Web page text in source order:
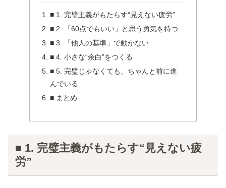
■ 1. 完璧主義がもたらす“見えない疲労”
■ 2. 「60点でもいい」と思う勇気を持つ
■ 3. 「他人の基準」で動かない
■ 4. 小さな“余白”をつくる
■ 5. 完璧じゃなくても、ちゃんと前に進
んでいる
■ まとめ
■ 1. 完璧主義がもたらす“見えない疲
労”